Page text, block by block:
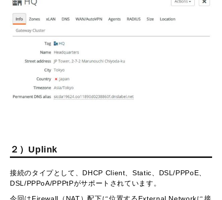
２）Uplink
接続のタイプとして、DHCP Client、Static、DSL/PPPoE、
DSL/PPPoA/PPPtPがサポートされています。